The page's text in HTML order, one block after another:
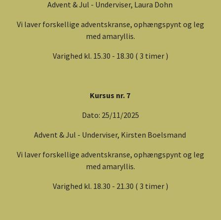
Advent & Jul - Underviser, Laura Dohn
Vi laver forskellige adventskranse, ophængspynt og leg
med amaryllis.
Varighed kl. 15.30 - 18.30 ( 3 timer )
Kursus nr. 7
Dato: 25/11/2025
Advent & Jul - Underviser, Kirsten Boelsmand
Vi laver forskellige adventskranse, ophængspynt og leg
med amaryllis.
Varighed kl. 18.30 - 21.30 ( 3 timer )